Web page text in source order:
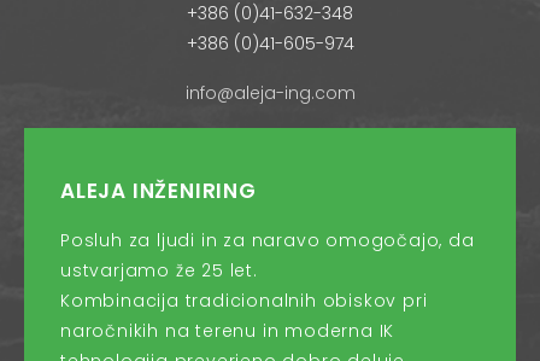
+386 (0)41-632-348
+386 (0)41-605-974
info@aleja-ing.com
ALEJA INŽENIRING
Posluh za ljudi in za naravo omogočajo, da
ustvarjamo že 25 let.
Kombinacija tradicionalnih obiskov pri
naročnikih na terenu in moderna IK